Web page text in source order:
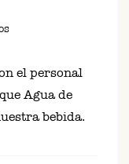
el personal
Agua de
bebida.